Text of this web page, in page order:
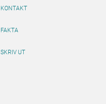
KONTAKT
FAKTA
SKRIV UT